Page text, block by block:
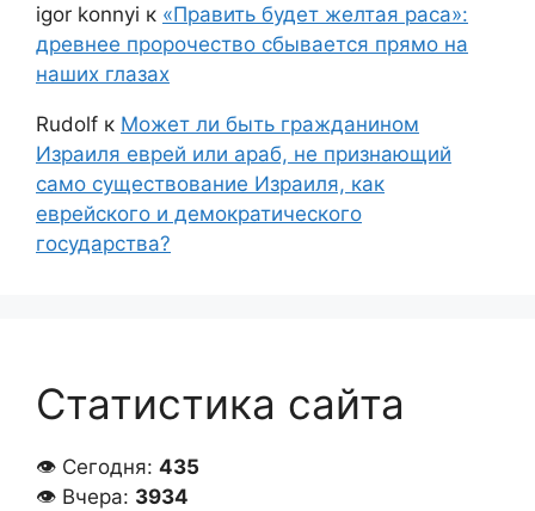
igor konnyi к «Править будет желтая раса»:
древнее пророчество сбывается прямо на
наших глазах
Rudolf к Может ли быть гражданином
Израиля еврей или араб, не признающий
само существование Израиля, как
еврейского и демократического
государства?
Статистика сайта
👁 Сегодня: 435
👁 Вчера: 3934